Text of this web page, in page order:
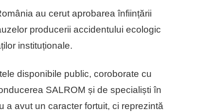
au cerut aprobarea înființării
producerii accidentului ecologic
instituționale.
disponibile public, coroborate cu
SALROM și de specialiști în
a avut un caracter fortuit, ci reprezintă